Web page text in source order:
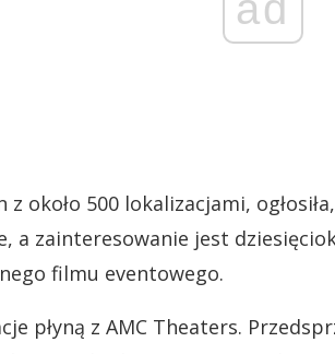
z około 500 lokalizacjami,
a zainteresowanie jest
filmu eventowego.
płyną z AMC Theaters.